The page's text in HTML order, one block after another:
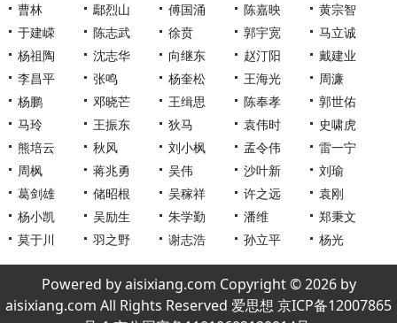
曹林
鄢烈山 傅国涌 陈嘉映
黄宗智
于建嵘
陈志武 徐贲 郭宇宽
马立诚
杨祖陶
沈志华 向继东 赵汀阳
戴建业
李昌平
张鸣 杨奎松 王海光
周濂
杨鹏
邓晓芒 王缉思 陈奉孝
郭世佑
马玲
王振东 狄马 袁伟时
史啸虎
熊培云
秋风 刘小枫 孟令伟
雷一宁
周枫
蒋兆勇 吴伟 沙叶新
刘瑜
葛剑雄
储昭根 吴稼祥 许之远
袁刚
杨小凯
吴励生 朱学勤 潘维
郑秉文
莫于川
羽之野 谢志浩 孙立平 杨光
Powered by aisixiang.com Copyright © 2026 by
aisixiang.com All Rights Reserved 爱思想 京ICP备12007865